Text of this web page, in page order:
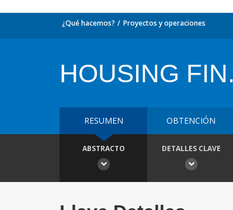
¿Qué hacemos? Proyectos y operaciones
HOUSING FIN.
RESUMEN OBTENCIÓN
ABSTRACTO DETALLES CLAVE